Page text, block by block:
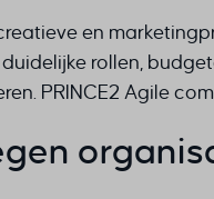
en
rollen,
PRINCE2 Agile